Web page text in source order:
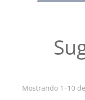
Mostrando 1–10